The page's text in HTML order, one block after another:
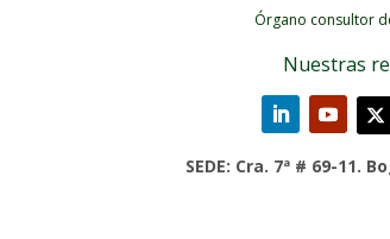
Órgano consultor
Nuestras
SEDE: Cra. 7ª # 69-11.